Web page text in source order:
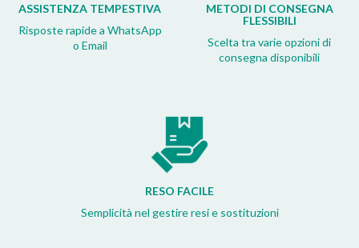
ASSISTENZA TEMPESTIVA
Risposte rapide a WhatsApp
o Email
METODI DI CONSEGNA
FLESSIBILI
Scelta tra varie opzioni di
consegna disponibili
RESO FACILE
Semplicità nel gestire resi e sostituzioni